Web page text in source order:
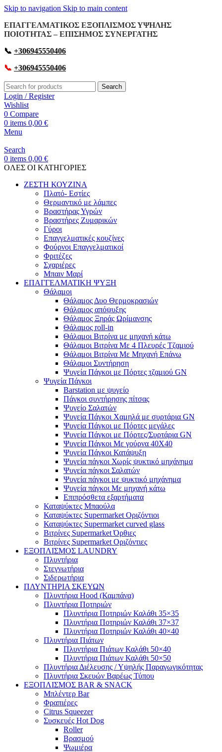
Skip to navigation Skip to main content
ΕΠΑΓΓΕΛΜΑΤΙΚΟΣ ΕΞΟΠΛΙΣΜΟΣ ΥΨΗΛΗΣ
ΠΟΙΟΤΗΤΑΣ – ΕΠΙΣΗΜΟΣ ΣΥΝΕΡΓΑΤΗΣ
📞 +306945550406
📞 +306945550406
Search
Login / Register
Wishlist
0 Compare
0 items 0,00 €
Menu
Search
0 items 0,00 €
OΛΕΣ ΟΙ ΚΑΤΗΓΟΡΙΕΣ
ΖΕΣΤΗ ΚΟΥΖΙΝΑ
Πλατό- Εστίες
Θερμαντικό με λάμπες
Βραστήρας Υγρών
Βραστήρες Ζυμαρικών
Γύροι
Επαγγελματικές κουζίνες
Φούρνοι Επαγγελματικοί
Φριτέζες
Σχαριέρες
Μπαιν Μαρί
ΕΠΑΓΓΕΛΜΑΤΙΚΗ ΨΥΞΗ
Θάλαμοι
Θάλαμος Δυο Θερμοκρασιών
Θάλαμος απόψυξης
Θάλαμος Ξηράς Ωρίμανσης
Θάλαμος roll-in
Θάλαμοι Βιτρίνα με μηχανή κάτω
Θάλαμοι Βιτρίνα Με 4 Πλευρές Τζαμιού
Θάλαμοι Βιτρίνα Με Μηχανή Επάνω
Θάλαμοι Συντήρηση
Ψυγεία Πάγκοι με Πόρτες τζαμιού GN
Ψυγεία Πάγκοι
Barstation με ψυγείο
Πάγκοι συντήρησης πίτσας
Ψυγείο Σαλατών
Ψυγεία Πάγκοι Χαμηλά με συρτάρια GN
Ψυγεία Πάγκοι με Πόρτες μεγάλες
Ψυγεία Πάγκοι με Πόρτες/Συρτάρια GN
Ψυγεία Πάγκοι Με γούρνα 40Χ40
Ψυγεία Πάγκοι Κατάψυξη
Ψυγεία πάγκοι Χωρίς ψυκτικό μηχάνημα
Ψυγεία πάγκοι Σαλατών
Ψυγεία πάγκοι με ψυκτικό μηχάνημα
Ψυγεία πάγκοι Με μηχανή κάτω
Επιπρόσθετα εξαρτήματα
Καταψύκτες Μπαούλα
Καταψύκτες Supermarket Οριζόντιοι
Καταψύκτες Supermarket curved glass
Βιτρίνες Supermarket Όρθιες
Βιτρίνες Supermarket Οριζόντιες
ΕΞΟΠΛΙΣΜΟΣ LAUNDRY
Πλυντήρια
Στεγνωτήρια
Σιδερωτήρια
ΠΛΥΝΤΗΡΙΑ ΣΚΕΥΩΝ
Πλυντήρια Hood (Καμπάνα)
Πλυντήρια Ποτηριών
Πλυντήρια Ποτηριών Καλάθι 35×35
Πλυντήρια Ποτηριών Καλάθι 37×37
Πλυντήρια Ποτηριών Καλάθι 40×40
Πλυντήρια Πιάτων
Πλυντήρια Πιάτων Καλάθι 50×40
Πλυντήρια Πιάτων Καλάθι 50×50
Πλυντήρια Διέλευσης / Υψηλής Παραγωγικότητας
Πλυντήρια Σκευών Βαρέως Τύπου
ΕΞΟΠΛΙΣΜΟΣ BAR & SNACK
Μπλέντερ Bar
Φραπιέρες
Citrus Squeezer
Συσκευές Hot Dog
Roller
Βρασμού
Ψωμιέρα